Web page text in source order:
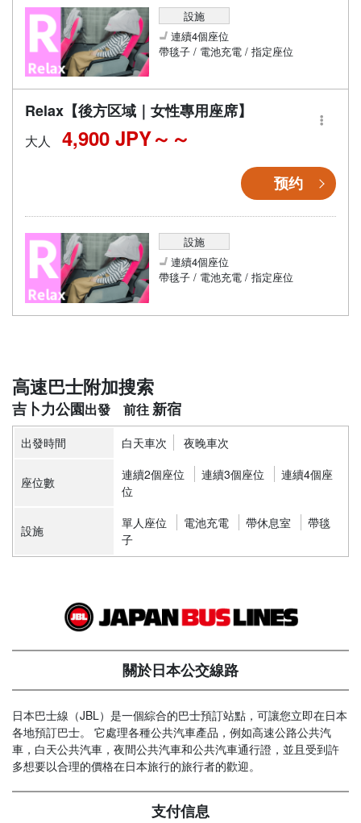
設施
連續4個座位
帶毯子 / 電池充電 / 指定座位
Relax【後方区域｜女性專用座席】
大人 4,900 JPY～
预约
設施
連續4個座位
帶毯子 / 電池充電 / 指定座位
高速巴士附加搜索
吉卜力公園 新宿
出發時間 白天車次 夜晚車次
座位數 連續2個座位 連續3個座位
連續4個座
位
設施 單人座位 電池充電 帶休息室
帶毯
子
關於日本公交線路
日本巴士線（JBL）是一個綜合的巴士預訂站點，可讓您立即在日本
各地預訂巴士。 它處理各種公共汽車產品，例如高速公路公共汽
車，白天公共汽車，夜間公共汽車和公共汽車通行證，並且受到許
多想要以合理的價格在日本旅行的旅行者的歡迎。
支付信息